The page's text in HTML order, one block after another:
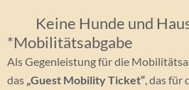
Keine Hunde und
*Mobilitätsabgabe
Als Gegenleistung für die
das „Guest Mobility Ticket“, das für